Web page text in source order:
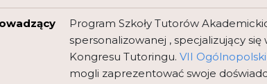
Program Szkoły Tutorów
spersonalizowanej , specjalizujący
Kongresu Tutoringu. VII
mogli zaprezentować swoje